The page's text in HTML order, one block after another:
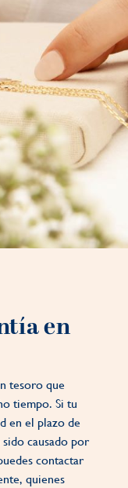
en
tesoro que
tiempo. Si tu
en el plazo de
causado por
contactar
quienes